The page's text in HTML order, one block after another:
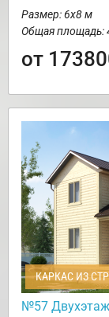
Размер: 6х8 м
Общая площадь:
от
КАРКАС ИЗ
№57